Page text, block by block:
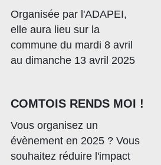
Organisée par l'ADAPEI,
elle aura lieu sur la
commune du mardi 8 avril
au dimanche 13 avril 2025
COMTOIS RENDS MOI !
Vous organisez un
évènement en 2025 ? Vous
souhaitez réduire l'impact